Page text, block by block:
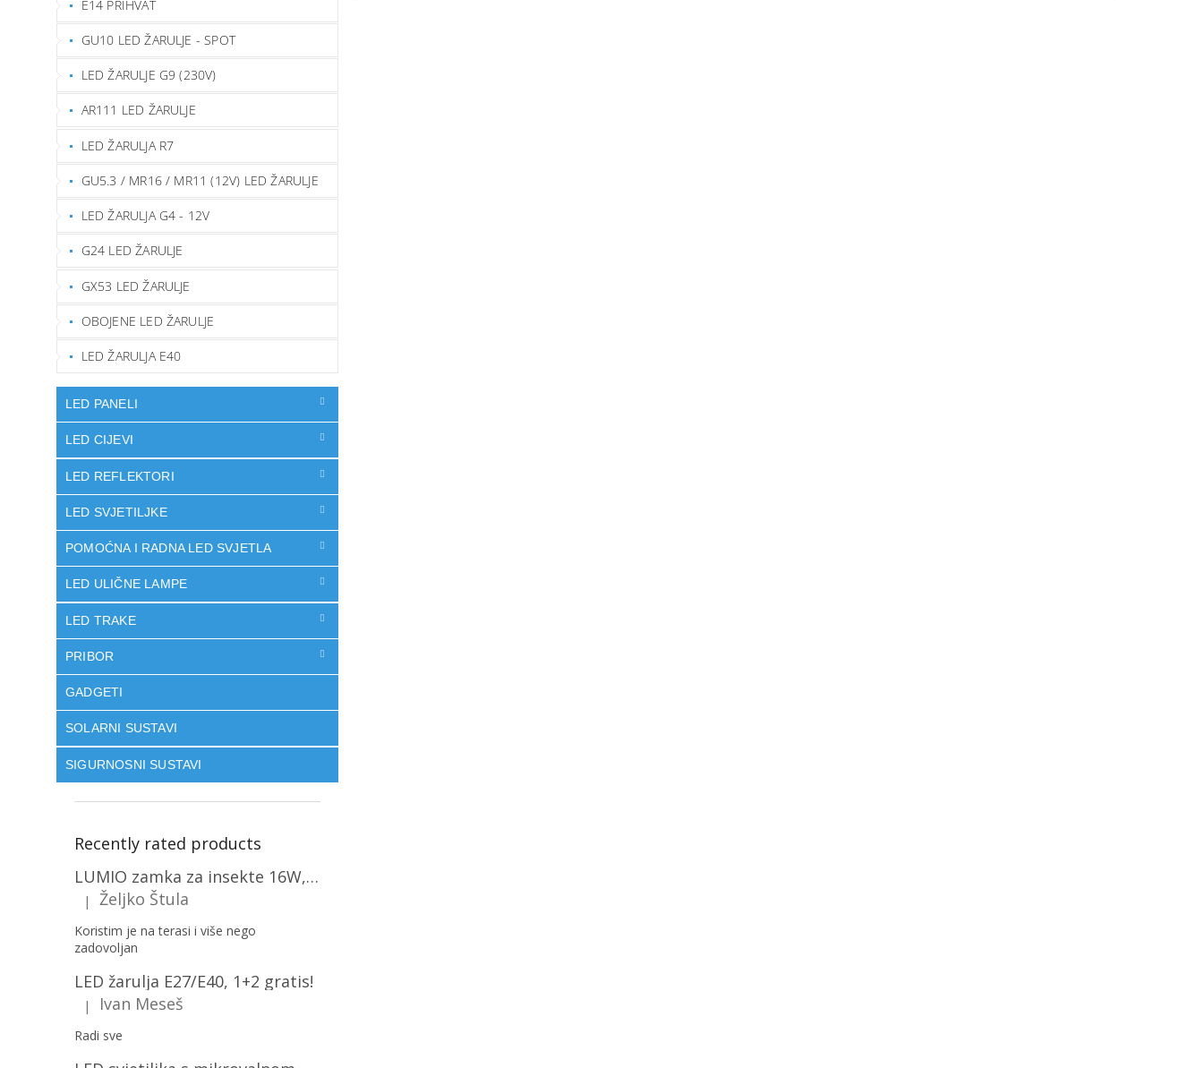
E14 PRIHVAT
GU10 LED ŽARULJE - SPOT
LED ŽARULJE G9 (230V)
AR111 LED ŽARULJE
LED ŽARULJA R7
GU5.3 / MR16 / MR11 (12V) LED ŽARULJE
LED ŽARULJA G4 - 12V
G24 LED ŽARULJE
GX53 LED ŽARULJE
OBOJENE LED ŽARULJE
LED ŽARULJA E40
LED PANELI
LED CIJEVI
LED REFLEKTORI
LED SVJETILJKE
POMOĆNA I RADNA LED SVJETLA
LED ULIČNE LAMPE
LED TRAKE
PRIBOR
GADGETI
SOLARNI SUSTAVI
SIGURNOSNI SUSTAVI
Recently rated products
LUMIO zamka za insekte 16W, 1+1 gratis! [MKE004]
The product rating is 5 out of 5 stars.
| Željko Štula
Koristim je na terasi i više nego
zadovoljan
LED žarulja E27/E40, 1+2 gratis!
The product rating is 5 out of 5 stars.
| Ivan Meseš
Radi sve